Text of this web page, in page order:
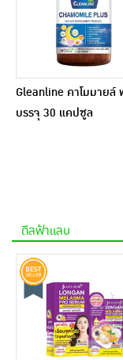
Gleanline คาโมมายล์
บรรจุ 30 แคปซูล
ดีลฟ้าแลบ